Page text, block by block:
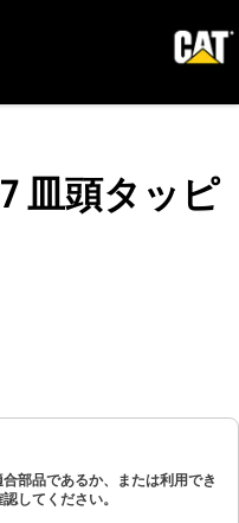
皿頭タッピ
部品であるか、または利用でき
してください。